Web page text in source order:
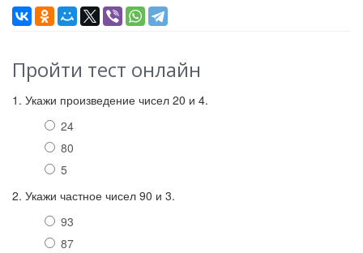
Пройти тест онлайн
1. Укажи произведение чисел 20 и 4.
24
80
5
2. Укажи частное чисел 90 и 3.
93
87